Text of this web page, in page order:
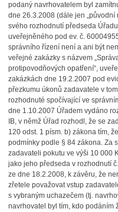
podaný navrhovatelem byl
dne 26.3.2008 (dále jen
svého rozhodnutí předseda
uveřejněného pod ev. č.
správního řízení není a ani být
veřejné zakázky s názvem
protipovodňových opatření“,
zakázkách dne 19.2.2007 pod
přezkumu úkonů zadavatele v
rozhodnuté spočívající ve
dne 1.10.2007 Úřadem vydáno
IB, v němž Úřad rozhodl, že se
120 odst. 1 písm. b) zákona tím,
podmínky podle § 84 zákona. Za
zadavateli pokutu ve výši 10 000
jako jeho předseda v rozhodnutí
ze dne 18.2.2008, k závěru, že
zřetele považovat vstup
s vybraným uchazečem (tj.
navrhovatel byl tím, kdo podáním